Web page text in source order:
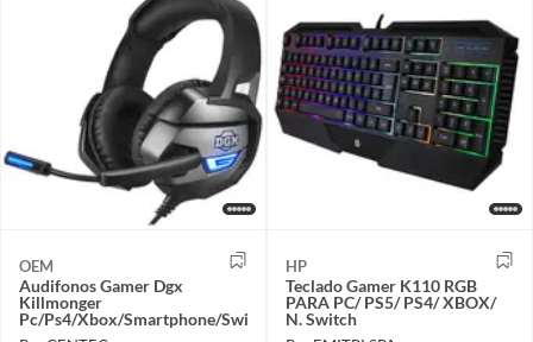
OEM
Audifonos Gamer Dgx
Killmonger
Pc/Ps4/Xbox/Smartphone/Switch
HP
Teclado Gamer K110 RGB
PARA PC/ PS5/ PS4/ XBOX/
N. Switch